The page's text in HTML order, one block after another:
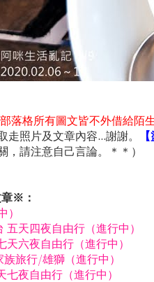
部落格所有圖文皆不外借給陌
照片及文章內容...謝謝。
，請注意自己言論。＊＊）
※：
）
五天四夜自由行（進行中）
天六夜自由行（進行中）
旅行/雄獅（進行中）
七夜自由行（進行中）